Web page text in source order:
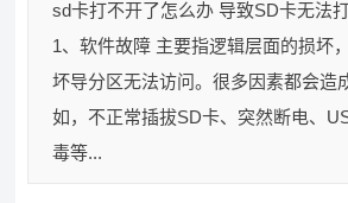
sd卡打不开了怎么办 导致SD卡无法
1、软件故障 主要指逻辑层面的损坏
坏导分区无法访问。很多因素都会造
如，不正常插拔SD卡、突然断电、
毒等...